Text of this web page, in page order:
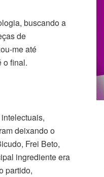
buscando a
de
me até
o final.
deixando o
Frei Beto,
ingrediente era
partido,